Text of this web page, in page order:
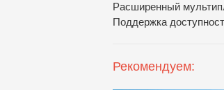
Расширенный
Поддержка
Рекомендуем: